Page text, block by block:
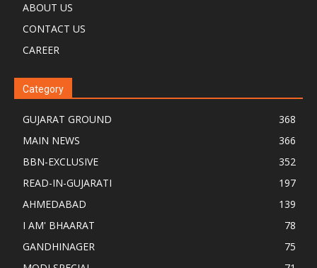
ABOUT US
CONTACT US
CAREER
Category
GUJARAT GROUND
368
MAIN NEWS
366
BBN-EXCLUSIVE
352
READ-IN-GUJARATI
197
AHMEDABAD
139
I AM' BHAARAT
78
GANDHINAGER
75